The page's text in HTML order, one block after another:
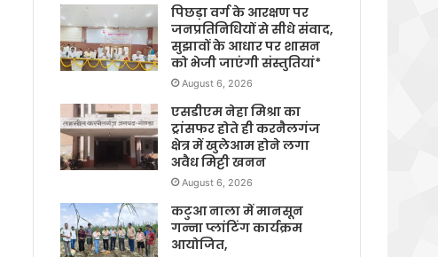
पिछड़ा वर्ग के आरक्षण पर
जनप्रतिनिधियों से सीधे संवाद,
सुझावों के आधार पर शासन
को भेजी जाएंगी संस्तुतियां*
August 6, 2026
एसडीएम नेहा मिश्रा का
ट्रांसफर होते ही करनैलगंज
क्षेत्र में खुलेआम होने लगा
अवैध मिट्टी खनन
August 6, 2026
कटुआ नाला में मानसून
गन्ना प्लांटिंग कार्यक्रम
आयोजित,